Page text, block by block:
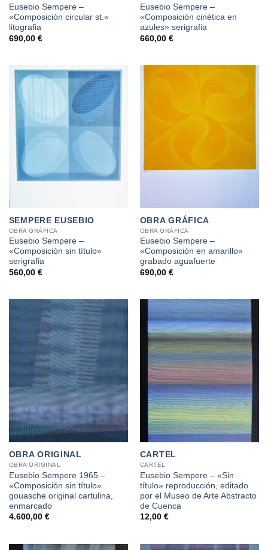
Eusebio Sempere –
«Composición circular st.»
litografia
690,00 €
Eusebio Sempere –
«Composición cinética en
azules» serigrafia
660,00 €
SEMPERE EUSEBIO
OBRA GRÁFICA
Eusebio Sempere –
«Composición sin título»
serigrafia
560,00 €
OBRA GRÁFICA
OBRA GRÁFICA
Eusebio Sempere –
«Composición en amarillo»
grabado aguafuerte
690,00 €
OBRA ORIGINAL
OBRA ORIGINAL
Eusebio Sempere 1965 –
«Composición sin título»
gouasche original cartulina,
enmarcado
4.600,00 €
CARTEL
CARTEL
Eusebio Sempere – «Sin
título» reproducción, editado
por el Museo de Arte Abstracto
de Cuenca
12,00 €